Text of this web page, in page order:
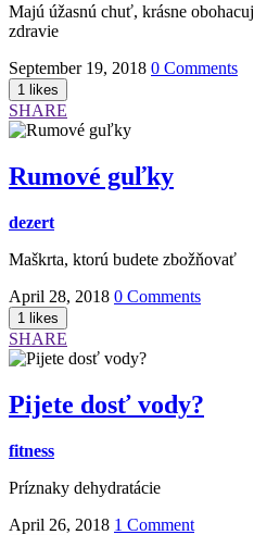
Majú úžasnú chuť, krásne
zdravie
September 19, 2018 0 Comments
SHARE
Rumové guľky
dezert
Maškrta, ktorú budete zbožňovať
April 28, 2018 0 Comments
SHARE
Pijete dosť vody?
fitness
Príznaky dehydratácie
April 26, 2018 1 Comment